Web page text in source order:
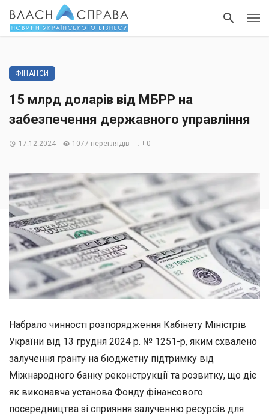
ФІНАНСИ
15 млрд доларів від МБРР на
забезпечення державного управління
17.12.2024 1077 переглядів 0
Набрало чинності розпорядження Кабінету Міністрів
України від 13 грудня 2024 р. № 1251-р, яким схвалено
залучення гранту на бюджетну підтримку від
Міжнародного банку реконструкції та розвитку, що діє
як виконавча установа Фонду фінансового
посередництва зі сприяння залученню ресурсів для